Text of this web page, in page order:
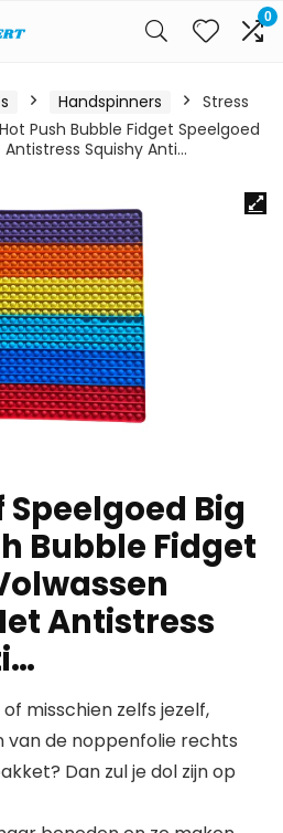
0
Handspinners
Stress
Push Bubble Fidget Speelgoed
Squishy Anti…
Speelgoed Big
Bubble Fidget
Antistress
misschien zelfs jezelf,
de noppenfolie rechts
Dan zul je dol zijn op